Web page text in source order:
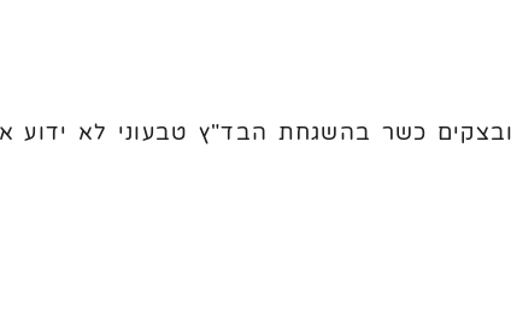
כשר בהשגחת הבד"ץ טבעוני לא ידוע